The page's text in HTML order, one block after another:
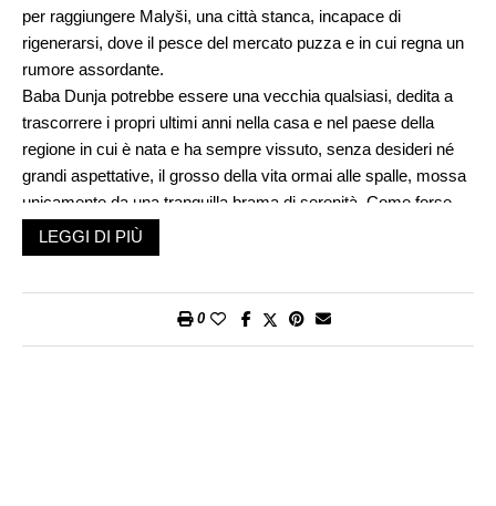
per raggiungere Malyši, una città stanca, incapace di
rigenerarsi, dove il pesce del mercato puzza e in cui regna un
rumore assordante.
Baba Dunja potrebbe essere una vecchia qualsiasi, dedita a
trascorrere i propri ultimi anni nella casa e nel paese della
regione in cui è nata e ha sempre vissuto, senza desideri né
grandi aspettative, il grosso della vita ormai alle spalle, mossa
unicamente da una tranquilla brama di serenità. Come forse
ogni vecchia del mondo.
Solo che Baba Dunja vive nell’unica parte del mondo dove non
insediarsi, nonostante il terreno sia fertilissimo, nonostante la
LEGGI DI PIÙ
0